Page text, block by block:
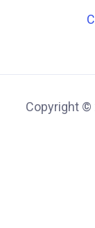
Copyright ©